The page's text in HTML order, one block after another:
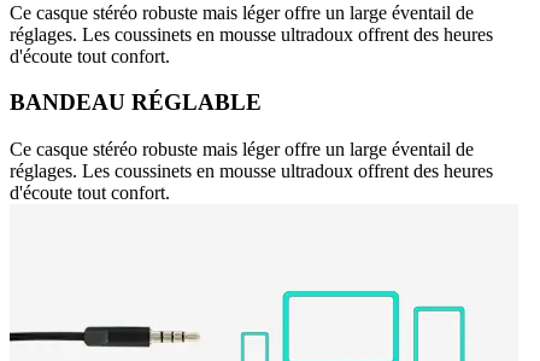
Ce casque stéréo robuste mais léger offre un large éventail de
réglages. Les coussinets en mousse ultradoux offrent des heures
d'écoute tout confort.
BANDEAU RÉGLABLE
Ce casque stéréo robuste mais léger offre un large éventail de
réglages. Les coussinets en mousse ultradoux offrent des heures
d'écoute tout confort.